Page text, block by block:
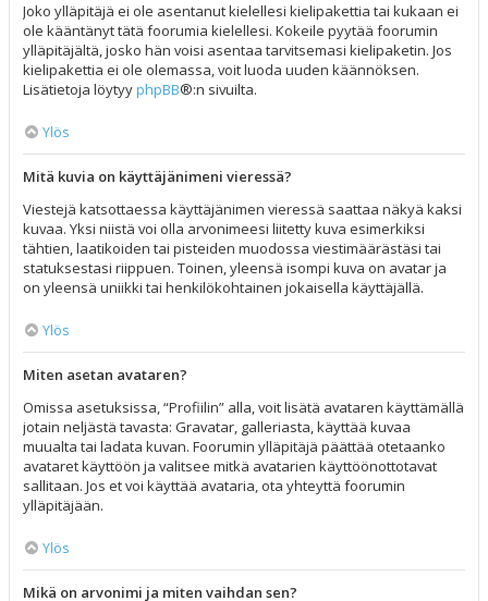
Joko ylläpitäjä ei ole asentanut kielellesi kielipakettia tai kukaan ei
ole kääntänyt tätä foorumia kielellesi. Kokeile pyytää foorumin
ylläpitäjältä, josko hän voisi asentaa tarvitsemasi kielipaketin. Jos
kielipakettia ei ole olemassa, voit luoda uuden käännöksen.
Lisätietoja löytyyphpBB®:n sivuilta.
Ylös
Mitä kuvia on käyttäjänimeni vieressä?
Viestejä katsottaessa käyttäjänimen vieressä saattaa näkyä kaksi
kuvaa. Yksi niistä voi olla arvonimeesi liitetty kuva esimerkiksi
tähtien, laatikoiden tai pisteiden muodossa viestimäärästäsi tai
statuksestasi riippuen. Toinen, yleensä isompi kuva on avatar ja
on yleensä uniikki tai henkilökohtainen jokaisella käyttäjällä.
Ylös
Miten asetan avataren?
Omissa asetuksissa, “Profiilin” alla, voit lisätä avataren käyttämällä
jotain neljästä tavasta: Gravatar, galleriasta, käyttää kuvaa
muualta tai ladata kuvan. Foorumin ylläpitäjä päättää otetaanko
avataret käyttöön ja valitsee mitkä avatarien käyttöönottotavat
sallitaan. Jos et voi käyttää avataria, ota yhteyttä foorumin
ylläpitäjään.
Ylös
Mikä on arvonimi ja miten vaihdan sen?